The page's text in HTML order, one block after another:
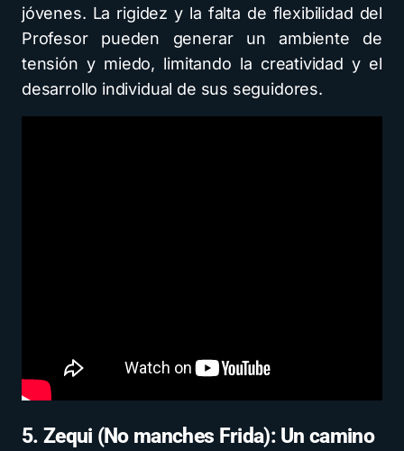
jóvenes. La rigidez y la falta de flexibilidad del
Profesor pueden generar un ambiente de
tensión y miedo, limitando la creatividad y el
desarrollo individual de sus seguidores.
5. Zequi (No manches Frida): Un camino